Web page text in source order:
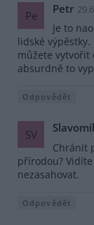
Pe Petr
Je to
lidské výpěstky.
můžete
absurdně to
Odpovědět
SV
Chránit
přírodou?
nezasahovat.
Odpovědět